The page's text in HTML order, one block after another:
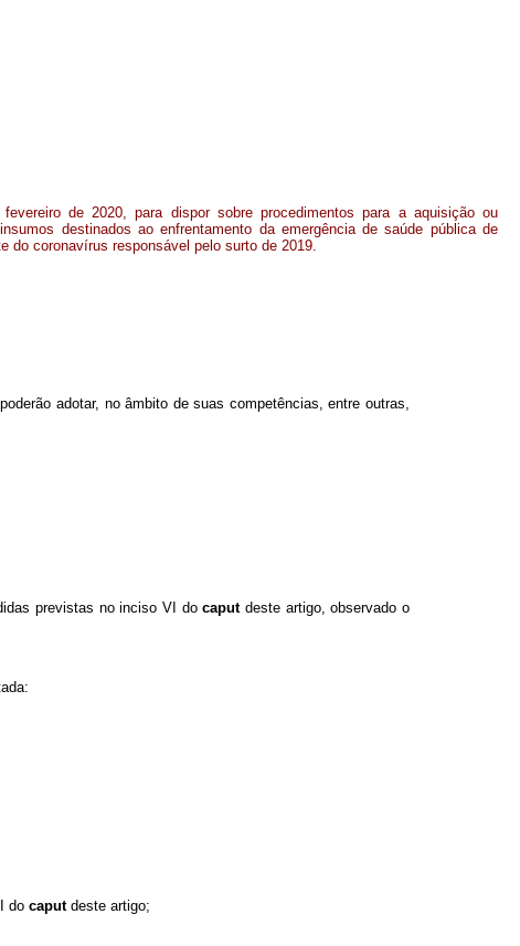
de 2020, para dispor sobre procedimentos para a aquisição ou
destinados ao enfrentamento da emergência de saúde pública de
do coronavírus responsável pelo surto de 2019.
adotar, no âmbito de suas competências, entre outras,
previstas no inciso VI docaput deste artigo, observado o
do caput deste artigo;